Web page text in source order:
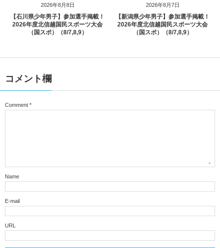
2026年8月8日
【石川県少年男子】参加選手掲載！
2026年度北信越国民スポーツ大会
（国スポ）（8/7,8,9）
2026年8月7日
【新潟県少年男子】参加選手掲載！
2026年度北信越国民スポーツ大会
（国スポ）（8/7,8,9）
コメント欄
Comment *
Name
E-mail
URL